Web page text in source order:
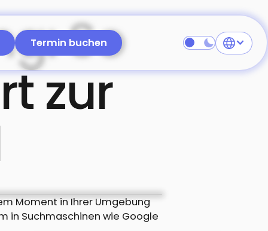
starten Termin buchen
Termin buchen
So
zur
Moment in Ihrer Umgebung
in Suchmaschinen wie Google